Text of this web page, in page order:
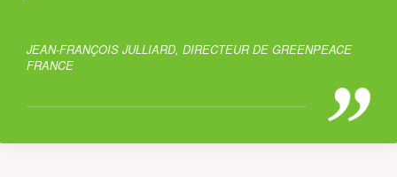
JEAN-FRANÇOIS JULLIARD, DIRECTEUR DE GREENPEACE
FRANCE